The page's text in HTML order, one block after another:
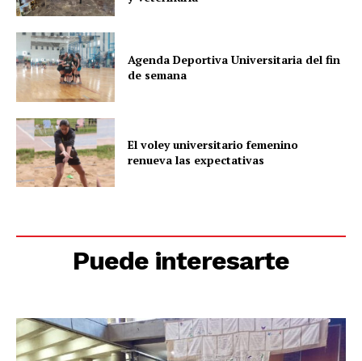
Agenda Deportiva Universitaria del fin
de semana
El voley universitario femenino
renueva las expectativas
Puede interesarte